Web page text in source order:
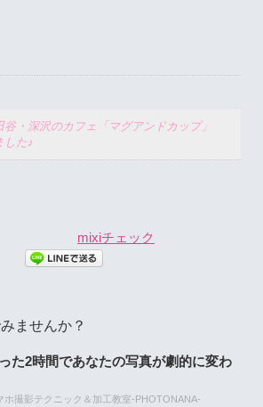
谷・深沢のカフェ「マグアンドカップ」
した♪
mixiチェック
ませんか？
た2時間であなたの写真が劇的に変わ
ホ撮影テクニック＆加工教室-PHOTONANA-